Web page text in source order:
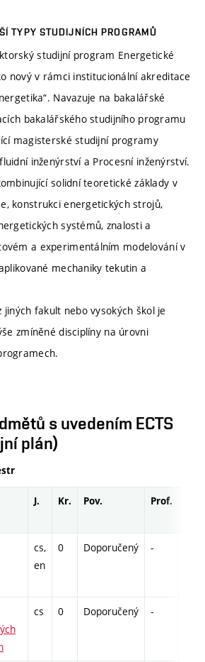
TYPY STUDIJNÍCH PROGRAMŮ
studijní program Energetické
nový v rámci institucionální akreditace
Navazuje na bakalářské
bakalářského studijního programu
magisterské studijní programy
inženýrství a Procesní inženýrství.
solidní teoretické základy v
konstrukci energetických strojů,
systémů, znalosti a
a experimentálním modelování v
mechaniky tekutin a
jiných fakult nebo vysokých škol je
zmíněné disciplíny na úrovni
s uvedením ECTS
plán)
J. Kr. Pov. Prof.
cs,
en
0 Doporučený -
cs 0 Doporučený -